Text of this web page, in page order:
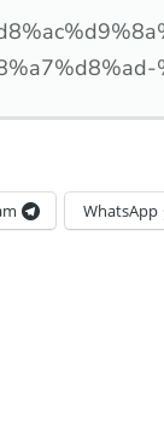
WhatsApp